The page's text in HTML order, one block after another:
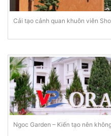
Cải tạo cảnh quan khuôn viên
Ngoc Garden – Kiến tạo nên